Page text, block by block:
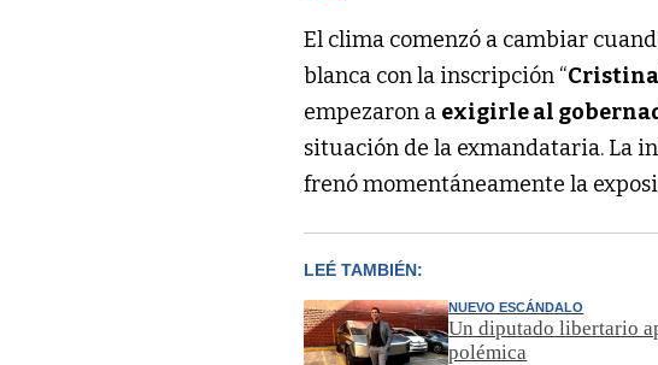
El clima comenzó a cambiar
blanca con la inscripción “
empezaron a exigirle al
situación de la exmandataria. La
frenó momentáneamente la
LEÉ TAMBIÉN:
NUEVO ESCÁNDALO
Un diputado libertario
polémica